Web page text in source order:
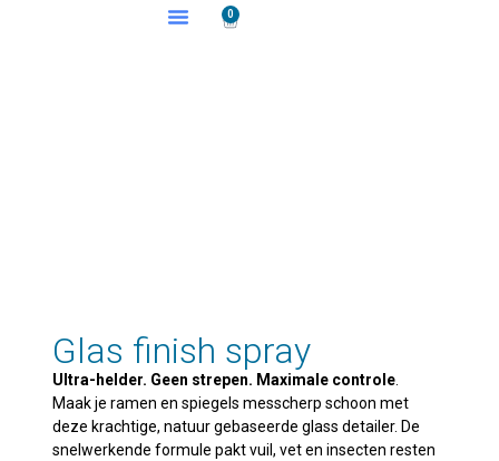
0
Glas finish spray
Ultra-helder. Geen strepen. Maximale controle.
Maak je ramen en spiegels messcherp schoon met
deze krachtige, natuur gebaseerde glass detailer. De
snelwerkende formule pakt vuil, vet en insecten resten